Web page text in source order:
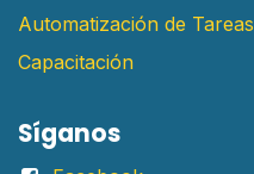
Automatización de Tareas
Capacitación
Síganos